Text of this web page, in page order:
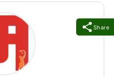
Share